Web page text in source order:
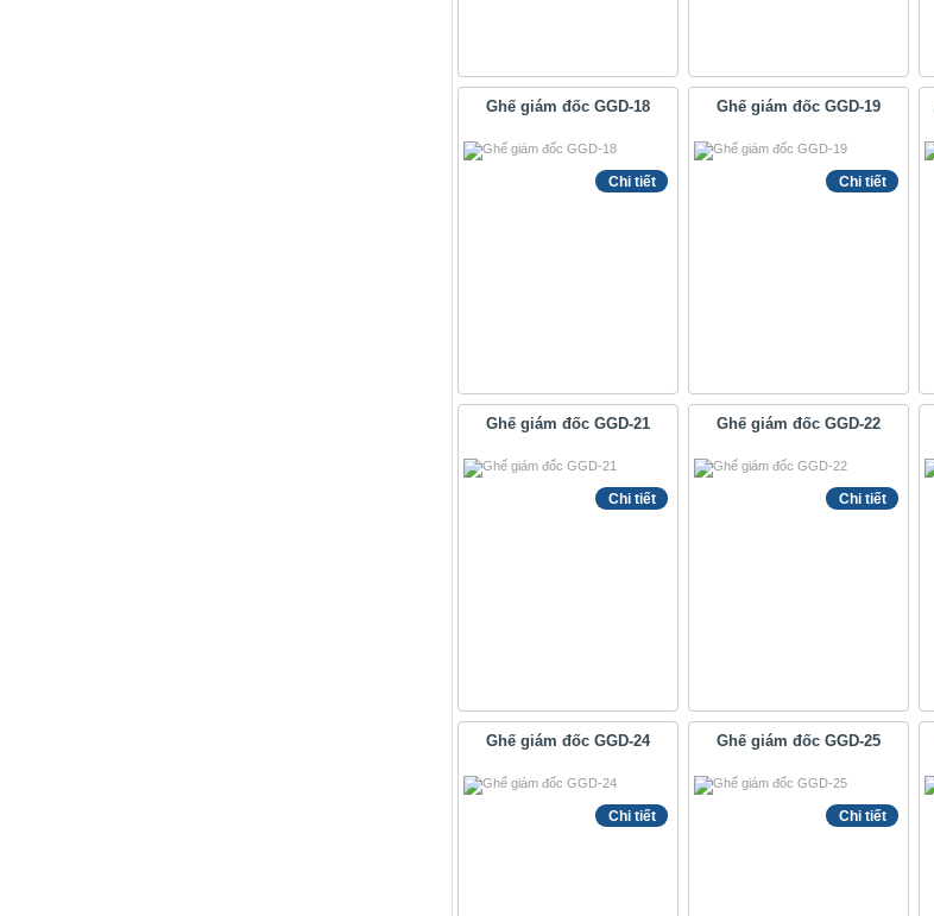
Ghế giám đốc GGD-18
Chi tiết
Ghế giám đốc GGD-19
Chi tiết
Ghế giám đốc GGD-21
Chi tiết
Ghế giám đốc GGD-22
Chi tiết
Ghế giám đốc GGD-24
Chi tiết
Ghế giám đốc GGD-25
Chi tiết